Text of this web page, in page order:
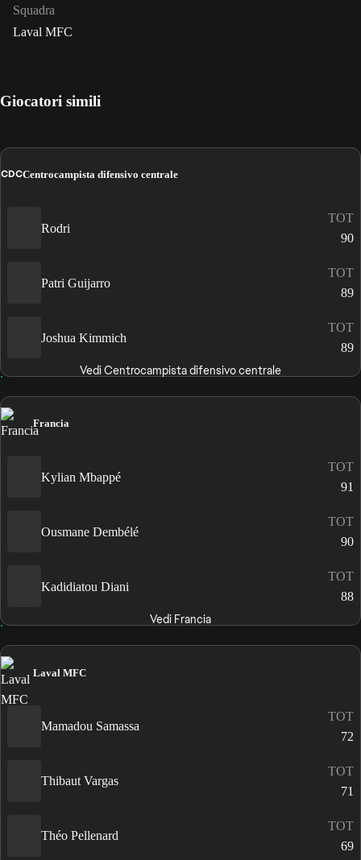
Squadra
Laval MFC
Giocatori simili
CDCCentrocampista difensivo centrale
Rodri
TOT
90
Patri Guijarro
TOT
89
Joshua Kimmich
TOT
89
Vedi Centrocampista difensivo centrale
Francia
Kylian Mbappé
TOT
91
Ousmane Dembélé
TOT
90
Kadidiatou Diani
TOT
88
Vedi Francia
Laval MFC
Mamadou Samassa
TOT
72
Thibaut Vargas
TOT
71
Théo Pellenard
TOT
69